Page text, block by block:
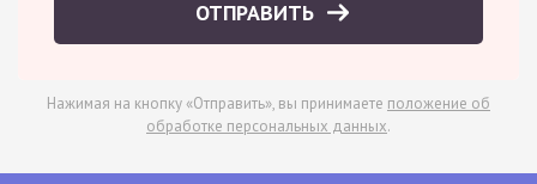
ОТПРАВИТЬ
Нажимая на кнопку «Отправить», вы принимаете положение об
обработке персональных данных.